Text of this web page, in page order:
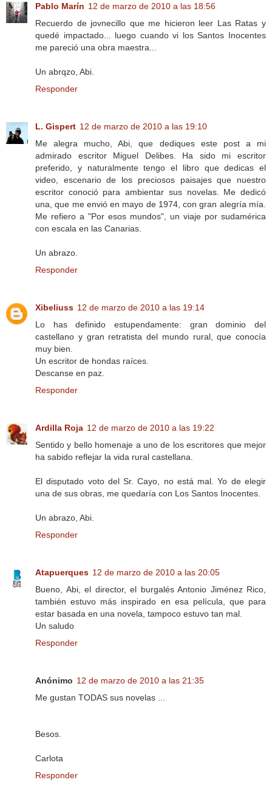
Pablo Marín 12 de marzo de 2010 a las 18:56
Recuerdo de jovnecillo que me hicieron leer Las Ratas y
quedé impactado... luego cuando vi los Santos Inocentes
me pareció una obra maestra...
Un abrqzo, Abi.
Responder
L. Gispert 12 de marzo de 2010 a las 19:10
Me alegra mucho, Abi, que dediques este post a mi
admirado escritor Miguel Delibes. Ha sido mi escritor
preferido, y naturalmente tengo el libro que dedicas el
video, escenario de los preciosos paisajes que nuestro
escritor conoció para ambientar sus novelas. Me dedicó
una, que me envió en mayo de 1974, con gran alegría mía.
Me refiero a "Por esos mundos", un viaje por sudamérica
con escala en las Canarias.
Un abrazo.
Responder
Xibeliuss 12 de marzo de 2010 a las 19:14
Lo has definido estupendamente: gran dominio del
castellano y gran retratista del mundo rural, que conocía
muy bien.
Un escritor de hondas raíces.
Descanse en paz.
Responder
Ardilla Roja 12 de marzo de 2010 a las 19:22
Sentido y bello homenaje a uno de los escritores que mejor
ha sabido reflejar la vida rural castellana.
El disputado voto del Sr. Cayo, no está mal. Yo de elegir
una de sus obras, me quedaría con Los Santos Inocentes.
Un abrazo, Abi.
Responder
Atapuerques 12 de marzo de 2010 a las 20:05
Bueno, Abi, el director, el burgalés Antonio Jiménez Rico,
también estuvo más inspirado en esa película, que para
estar basada en una novela, tampoco estuvo tan mal.
Un saludo
Responder
Anónimo 12 de marzo de 2010 a las 21:35
Me gustan TODAS sus novelas ...
Besos.
Carlota
Responder